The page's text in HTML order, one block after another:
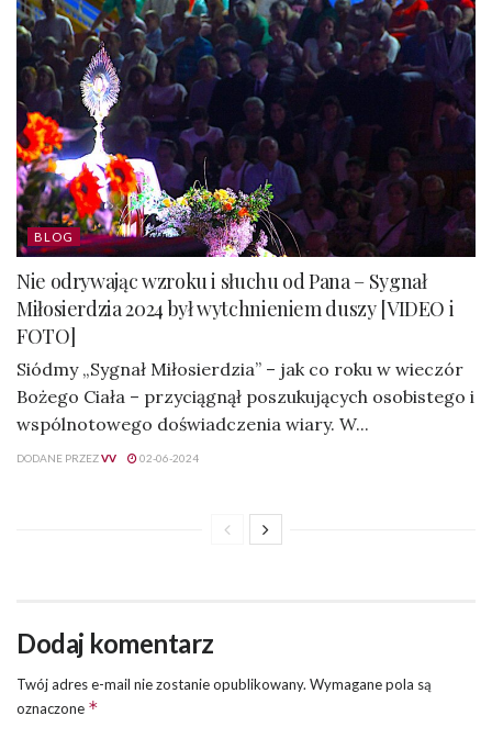
BLOG
Nie odrywając wzroku i słuchu od Pana – Sygnał
Miłosierdzia 2024 był wytchnieniem duszy [VIDEO i
FOTO]
Siódmy „Sygnał Miłosierdzia” – jak co roku w wieczór
Bożego Ciała – przyciągnął poszukujących osobistego i
wspólnotowego doświadczenia wiary. W...
DODANE PRZEZVV 02-06-2024
Dodaj komentarz
Twój adres e-mail nie zostanie opublikowany. Wymagane pola są
oznaczone *